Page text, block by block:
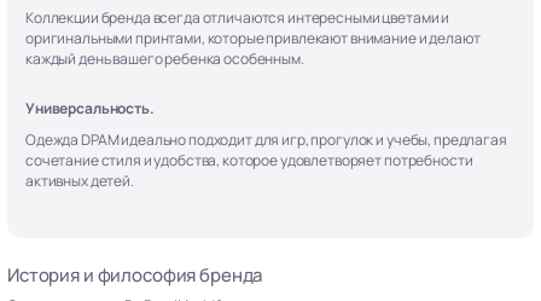
Коллекции бренда всегда отличаются интересными цветами и
оригинальными принтами, которые привлекают внимание и делают
каждый день вашего ребенка особенным.
Универсальность.
Одежда DPAM идеально подходит для игр, прогулок и учебы, предлагая
сочетание стиля и удобства, которое удовлетворяет потребности
активных детей.
История и философия бренда